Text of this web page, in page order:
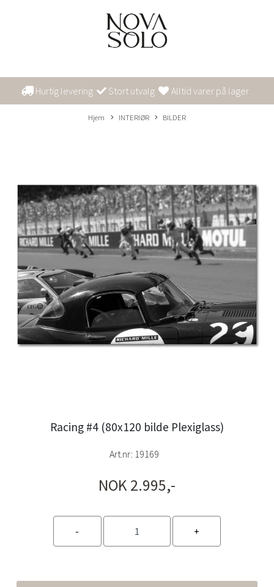
Hurtig levering Stort utvalg Alltid varer på lager
Hjem INTERIØR BILDER
Racing #4 (80x120 bilde Plexiglass)
Art.nr: 19169
NOK 2.995,-